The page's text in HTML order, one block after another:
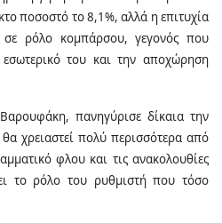
ποσοστό το 8,1%, αλλά η επιτυχία
σε ρόλο κομπάρσου, γεγονός που
του και την αποχώρηση
πανηγύρισε δίκαια την
χρειαστεί πολύ περισσότερα από
φλου και τις ανακολουθίες
το ρόλο του ρυθμιστή που τόσο